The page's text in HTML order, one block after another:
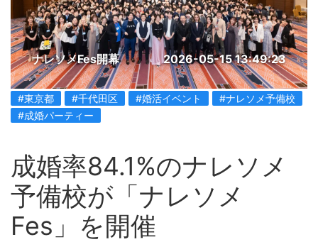
ナレソメFes開幕 2026-05-15 13:49:23
#東京都 #千代田区 #婚活イベント
#ナレソメ予備校
#成婚パーティー
成婚率84.1%のナレソメ
予備校が「ナレソメ
Fes」を開催